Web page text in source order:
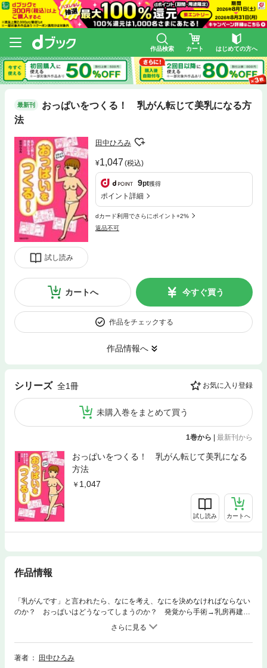
作品検索 カート はじめての方へ
最新刊
おっぱいをつくる！ 乳がん転じて美乳になる方
法
試し読み
田中ひろみ
1,047 (税込)
9pt獲得
ポイント詳細
dカード利用でさらにポイント+2%
返品不可
カートへ 今すぐ買う
作品をチェックする
作品情報へ
シリーズ 全1冊 お気に入り登録
未購入巻をまとめて買う
1巻から 最新刊から
おっぱいをつくる！ 乳がん転じて美乳になる
方法
1,047
試し読み カートへ
作品情報
「乳がんです」と言われたら、なにを考え、なにを決めなければならない
のか？ おっぱいはどうなってしまうのか？ 発覚から手術→乳房再建ま
での流れをおったコミックエッセイ。「乳がんになっても、おっぱいを諦
めなくていい！」ことがわかります。ナグモクリニック総院長・南雲吉則
医師推薦！
著者
田中ひろみ